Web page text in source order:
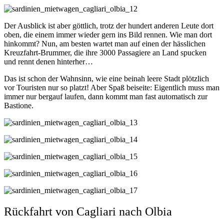
Der Ausblick ist aber göttlich, trotz der hundert anderen Leute dort
oben, die einem immer wieder gern ins Bild rennen. Wie man dort
hinkommt? Nun, am besten wartet man auf einen der hässlichen
Kreuzfahrt-Brummer, die ihre 3000 Passagiere an Land spucken
und rennt denen hinterher…
Das ist schon der Wahnsinn, wie eine beinah leere Stadt plötzlich
vor Touristen nur so platzt! Aber Spaß beiseite: Eigentlich muss man
immer nur bergauf laufen, dann kommt man fast automatisch zur
Bastione.
Rückfahrt von Cagliari nach Olbia